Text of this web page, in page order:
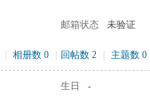
邮箱状态 未验证
相册数 0 回帖数 2 主题数 0
生日 -